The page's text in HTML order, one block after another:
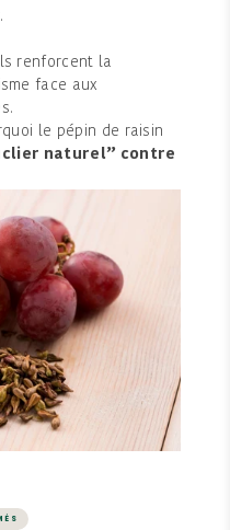
renforcent la
face aux
le pépin de raisin
naturel” contre